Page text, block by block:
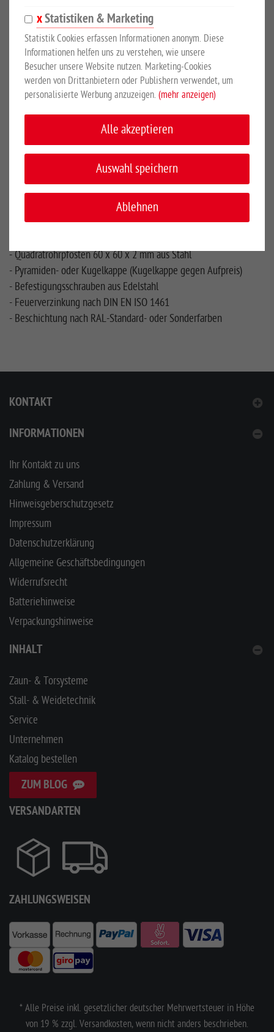
Im Katalog anschauen
Design, Vielfalt und Farbvariationen haben dasGrowi®
Ziergittersystemso beliebt gemacht. Filigran und dezent
Zaunelemente Pro-Line
- Doppelstabgitterelement
- Drahtstärke: 8 / 6 / 8 mm
- Mattenlänge 2510 mm, Maschenweite 50 x 200 mm
- Beschichtung nach RAL-Standard- oder Sonderfarben
- Quadratrohrpfosten 60 x 60 x 2 mm aus Stahl
- Pyramiden- oder Kugelkappe (Kugelkappe gegen Aufpreis)
- Befestigungsschrauben aus Edelstahl
- Feuerverzinkung nach DIN EN ISO 1461
- Beschichtung nach RAL-Standard- oder Sonderfarben
KONTAKT
INFORMATIONEN
Ihr Kontakt zu uns
Zahlung & Versand
Hinweisgeberschutzgesetz
Impressum
Datenschutzerklärung
Allgemeine Geschäftsbedingungen
Widerrufsrecht
Batteriehinweise
Verpackungshinweise
INHALT
Zaun- & Torsysteme
Stall- & Weidetechnik
Service
Unternehmen
Katalog bestellen
ZUM BLOG
VERSANDARTEN
ZAHLUNGSWEISEN
* Alle Preise inkl. gesetzlicher deutscher Mehrwertsteuer in Höhe
von 19 % zzgl. Versandkosten, wenn nicht anders beschrieben.
Statistiken & Marketing
Statistik Cookies erfassen Informationen anonym. Diese
Informationen helfen uns zu verstehen, wie unsere
Besucher unsere Website nutzen. Marketing-Cookies
werden von Drittanbietern oder Publishern verwendet, um
personalisierte Werbung anzuzeigen. (mehr anzeigen)
Alle akzeptieren
Auswahl speichern
Ablehnen